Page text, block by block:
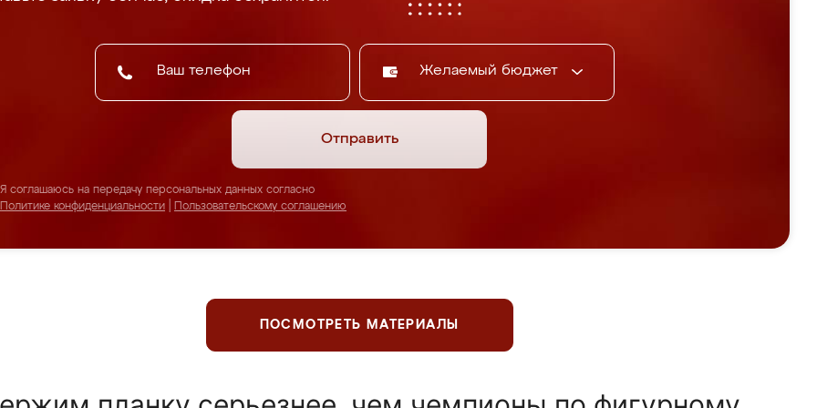
Желаемый бюджет
Отправить
Я соглашаюсь на передачу персональных данных согласно
Политике конфиденциальности
Пользовательскому соглашению
ПОСМОТРЕТЬ МАТЕРИАЛЫ